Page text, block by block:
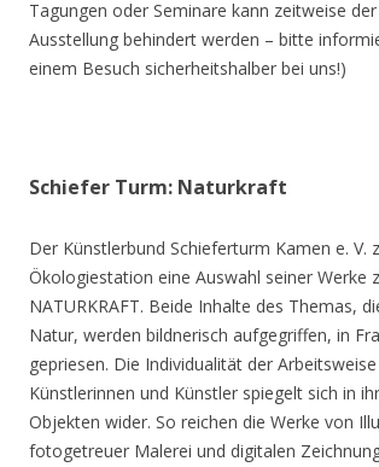
Tagungen oder Seminare kann zeitweise
Ausstellung behindert werden – bitte
einem Besuch sicherheitshalber bei uns!)
Schiefer Turm: Naturkraft
Der Künstlerbund Schieferturm Kamen e. V.
Ökologiestation eine Auswahl seiner Werke
NATURKRAFT. Beide Inhalte des Themas,
Natur, werden bildnerisch aufgegriffen, in
gepriesen. Die Individualität der
Künstlerinnen und Künstler spiegelt sich in
Objekten wider. So reichen die Werke von
fotogetreuer Malerei und digitalen